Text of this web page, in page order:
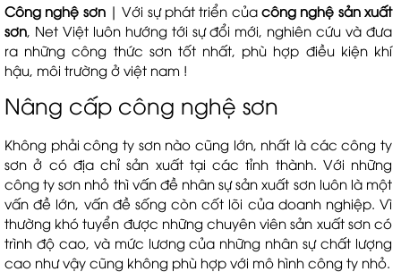
Công nghệ sơn| Với sự phát triển củacông nghệ sản xuất
sơn , Net Việt luôn hướng tới sự đổi mới, nghiên cứu và đưa
ra những công thức sơn tốt nhất, phù hợp điều kiện khí
hậu, môi trường ở việt nam !
Nâng cấp công nghệ sơn
Không phải công ty sơn nào cũng lớn, nhất là các công ty
sơn ở có địa chỉ sản xuất tại các tỉnh thành. Với những
công ty sơn nhỏ thì vấn đề nhân sự sản xuất sơn luôn là một
vấn đề lớn, vấn đề sống còn cốt lõi của doanh nghiệp. Vì
thường khó tuyển được những chuyên viên sản xuất sơn có
trình độ cao, và mức lương của những nhân sự chất lượng
cao như vậy cũng không phù hợp với mô hình công ty nhỏ.